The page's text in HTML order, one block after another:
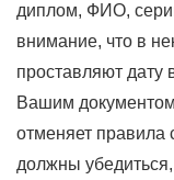
диплом, ФИО,
внимание, что в
проставляют дату
Вашим
отменяет правила
должны